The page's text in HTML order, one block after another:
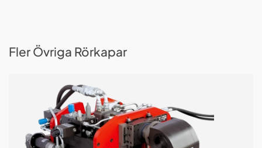
Fler Övriga Rörkapar